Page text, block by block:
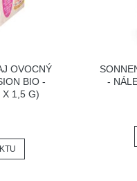
OVOCNÝ
BIO -
X 1,5 G)
-